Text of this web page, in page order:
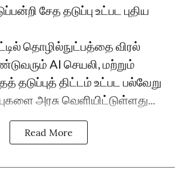
சேத தடுப்பு உட்பட புதிய
தொழில்நுட்பத்தை விரல்
AI செயலி, மற்றும்
தடுப்புத் திட்டம் உட்பட பல்வேறு
அரசு வெளியிட்டுள்ளது...
Read More